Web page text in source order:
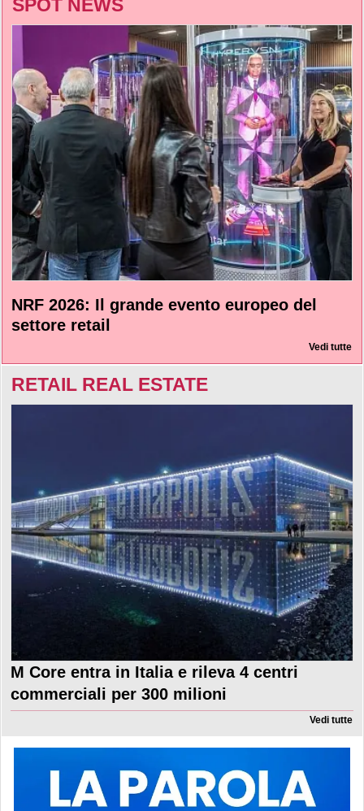
SPOT NEWS
NRF 2026: Il grande evento europeo del
settore retail
Vedi tutte
RETAIL REAL ESTATE
M Core entra in Italia e rileva 4 centri
commerciali per 300 milioni
Vedi tutte